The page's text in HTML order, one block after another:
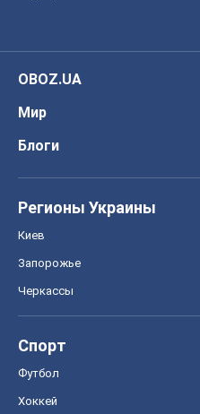
OBOZ.UA
Мир
Блоги
Регионы Украины
Киев
Запорожье
Черкассы
Спорт
Футбол
Хоккей